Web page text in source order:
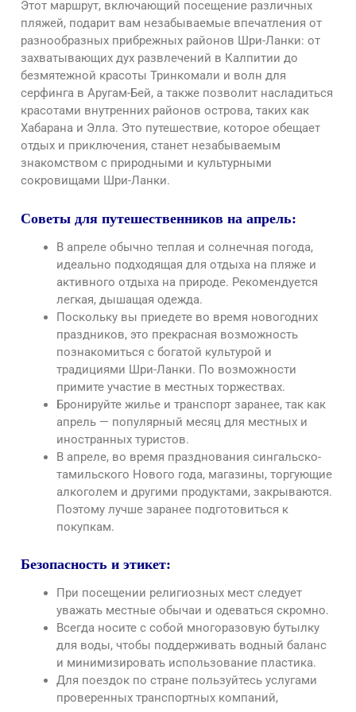
Этот маршрут, включающий посещение различных
пляжей, подарит вам незабываемые впечатления от
разнообразных прибрежных районов Шри-Ланки: от
захватывающих дух развлечений в Калпитии до
безмятежной красоты Тринкомали и волн для
серфинга в Аругам-Бей, а также позволит насладиться
красотами внутренних районов острова, таких как
Хабарана и Элла. Это путешествие, которое обещает
отдых и приключения, станет незабываемым
знакомством с природными и культурными
сокровищами Шри-Ланки.
Советы для путешественников на апрель:
В апреле обычно теплая и солнечная погода,
идеально подходящая для отдыха на пляже и
активного отдыха на природе. Рекомендуется
легкая, дышащая одежда.
Поскольку вы приедете во время новогодних
праздников, это прекрасная возможность
познакомиться с богатой культурой и
традициями Шри-Ланки. По возможности
примите участие в местных торжествах.
Бронируйте жилье и транспорт заранее, так как
апрель — популярный месяц для местных и
иностранных туристов.
В апреле, во время празднования сингальско-
тамильского Нового года, магазины, торгующие
алкоголем и другими продуктами, закрываются.
Поэтому лучше заранее подготовиться к
покупкам.
Безопасность и этикет:
При посещении религиозных мест следует
уважать местные обычаи и одеваться скромно.
Всегда носите с собой многоразовую бутылку
для воды, чтобы поддерживать водный баланс
и минимизировать использование пластика.
Для поездок по стране пользуйтесь услугами
проверенных транспортных компаний,